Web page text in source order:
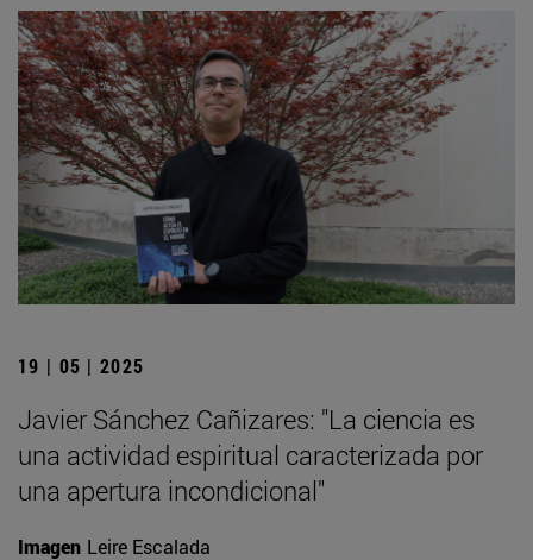
19 | 05 | 2025
Javier Sánchez Cañizares: "La ciencia es
una actividad espiritual caracterizada por
una apertura incondicional"
Imagen Leire Escalada